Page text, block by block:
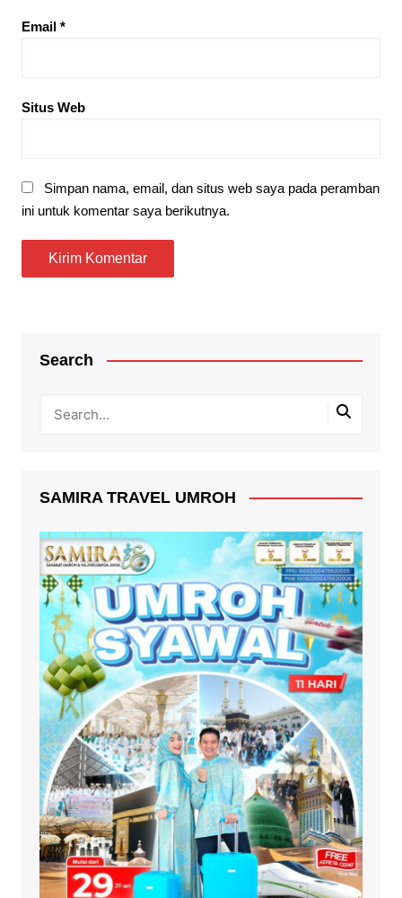
Email *
Situs Web
Simpan nama, email, dan situs web saya pada peramban
ini untuk komentar saya berikutnya.
Search
SAMIRA TRAVEL UMROH